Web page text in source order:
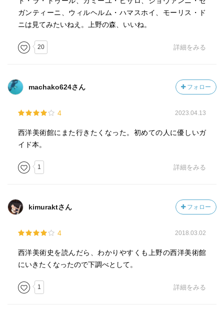
ガンティーニ、ウィルヘルム・ハマスホイ、モーリス・ド
ニは見てみたいねえ。上野の森、いいね。
20 詳細をみる
machako624さん フォロー
4 2023.04.13
西洋美術館にまた行きたくなった。初めての人に優しいガ
イド本。
1 詳細をみる
kimuraktさん フォロー
4 2018.03.02
西洋美術史を読んだら、わかりやすくも上野の西洋美術館
にいきたくなったので下調べとして。
1 詳細をみる